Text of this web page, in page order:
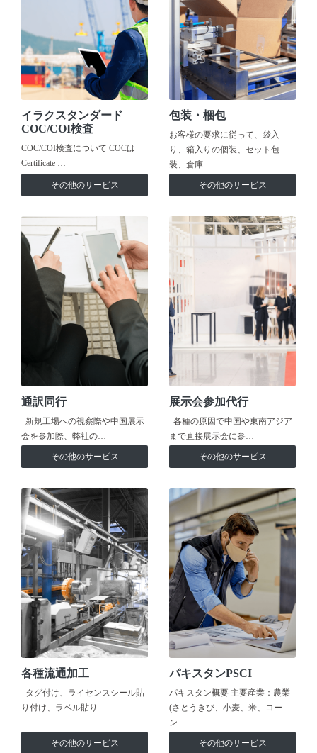
イラクスタンダード
COC/COI検査
COC/COI検査について COCは
Certificate …
その他のサービス
包装・梱包
お客様の要求に従って、袋入
り、箱入りの個装、セット包
装、倉庫…
その他のサービス
通訳同行
新規工場への視察際や中国展示
会を参加際、弊社の…
その他のサービス
展示会参加代行
各種の原因で中国や東南アジア
まで直接展示会に参…
その他のサービス
各種流通加工
タグ付け、ライセンスシール貼
り付け、ラベル貼り…
その他のサービス
パキスタンPSCI
パキスタン概要 主要産業：農業
(さとうきび、小麦、米、コー
ン…
その他のサービス